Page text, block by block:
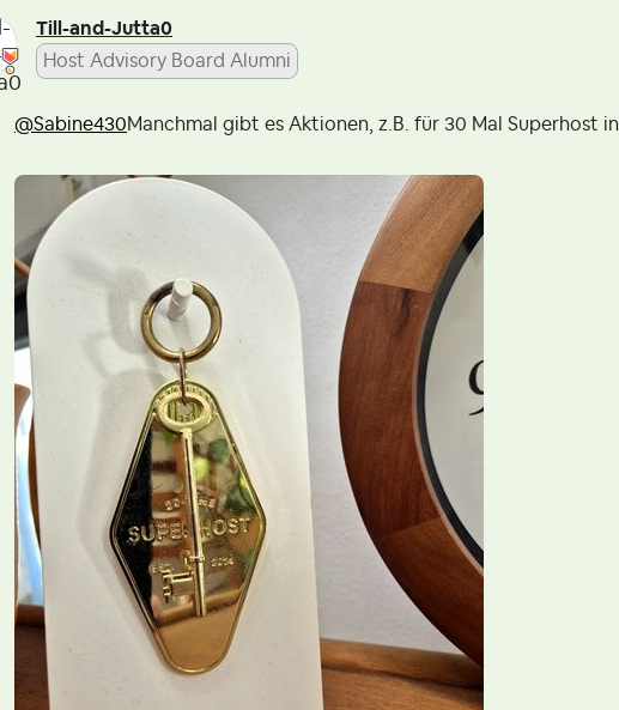
Till-and-Jutta0
Host Advisory Board Alumni
@Sabine430Manchmal gibt es Aktionen, z.B. für 30 Mal Superhost in